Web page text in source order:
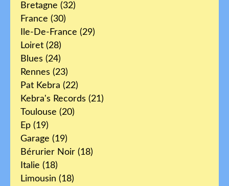
Bretagne (32)
France (30)
Ile-De-France (29)
Loiret (28)
Blues (24)
Rennes (23)
Pat Kebra (22)
Kebra's Records (21)
Toulouse (20)
Ep (19)
Garage (19)
Bérurier Noir (18)
Italie (18)
Limousin (18)